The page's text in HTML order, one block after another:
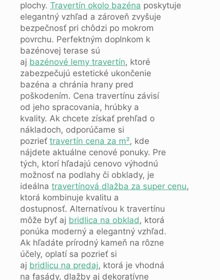
plochy. Travertín okolo bazéna poskytuje
elegantný vzhľad a zároveň zvyšuje
bezpečnosť pri chôdzi po mokrom
povrchu. Perfektným doplnkom k
bazénovej terase sú
aj bazénové lemy travertín, ktoré
zabezpečujú estetické ukončenie
bazéna a chránia hrany pred
poškodením. Cena travertínu závisí
od jeho spracovania, hrúbky a
kvality. Ak chcete získať prehľad o
nákladoch, odporúčame si
pozrieť travertín cena za m², kde
nájdete aktuálne cenové ponuky. Pre
tých, ktorí hľadajú cenovo výhodnú
možnosť na podlahy či obklady, je
ideálna travertínová dlažba za super cenu,
ktorá kombinuje kvalitu a
dostupnosť. Alternatívou k travertínu
môže byť aj bridlica na obklad, ktorá
ponúka moderný a elegantný vzhľad.
Ak hľadáte prírodný kameň na rôzne
účely, oplatí sa pozrieť si
aj bridlicu na predaj, ktorá je vhodná
na fasády, dlažby aj dekoratívne